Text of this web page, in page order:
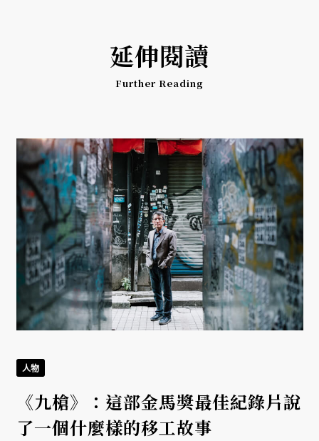
延伸閱讀
Further Reading
人物
《九槍》：這部金馬獎最佳紀錄片說
了一個什麼樣的移工故事